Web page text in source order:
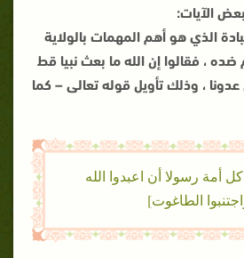
الآيات:
الذي هو أهم المهمات بالولاية
، فقالوا إن الله ما بعث نبيا قط
عدونا ، وذلك تأويل قوله تعالى – كما
أمة رسولا أن اعبدوا الله
الطاغوت]